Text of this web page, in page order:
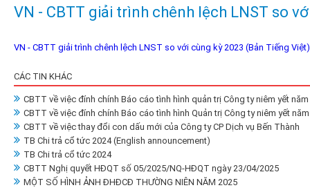
VN - CBTT giải trình chênh lệch LNST so
VN - CBTT giải trình chênh lệch LNST so với cùng kỳ 2023 (Bản Tiếng Việt)
CÁC TIN KHÁC
CBTT về việc đính chính Báo cáo tình hình quản trị Công ty niêm yết năm
CBTT về việc đính chính Báo cáo tình hình Quản trị Công ty niêm yết
CBTT về việc thay đổi con dấu mới của Công ty CP Dịch vụ Bến Thành
TB Chi trả cổ tức 2024 (English announcement)
TB Chi trả cổ tức 2024
CBTT Nghị quyết HĐQT số 05/2025/NQ-HĐQT ngày 23/04/2025
MỘT SỐ HÌNH ẢNH ĐHĐCĐ THƯỜNG NIÊN NĂM 2025